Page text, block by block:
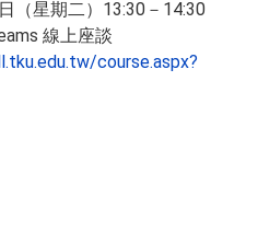
（星期二）13:30－14:30
線上座談
course.aspx?